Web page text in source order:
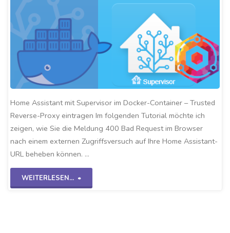
Home Assistant mit Supervisor im Docker-Container – Trusted
Reverse-Proxy eintragen Im folgenden Tutorial möchte ich
zeigen, wie Sie die Meldung 400 Bad Request im Browser
nach einem externen Zugriffsversuch auf Ihre Home Assistant-
URL beheben können. …
WEITERLESEN...
"Docker